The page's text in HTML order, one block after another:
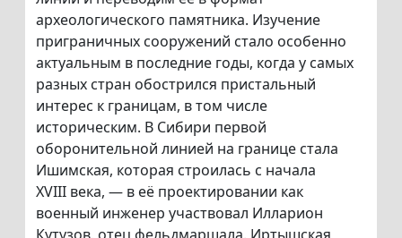
археологического памятника. Изучение
приграничных сооружений стало особенно
актуальным в последние годы, когда у самых
разных стран обострился пристальный
интерес к границам, в том числе
историческим. В Сибири первой
оборонительной линией на границе стала
Ишимская, которая строилась с начала
XVIII века, — в её проектировании как
военный инженер участвовал Илларион